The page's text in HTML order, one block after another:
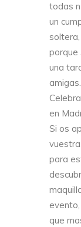
todas
un
porque
una
en
Si os
para
que